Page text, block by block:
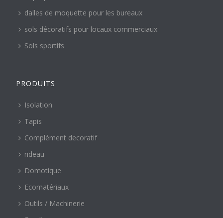
dalles de moquette pour les bureaux
sols décoratifs pour locaux commerciaux
Sols sportifs
PRODUITS
Isolation
Tapis
Complément decoratif
rideau
Domotique
Ecomatériaux
Outils / Machinerie